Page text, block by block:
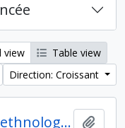
view
Table view
Direction: Croissant
Mission archéologique et ethnologique française au Mexique